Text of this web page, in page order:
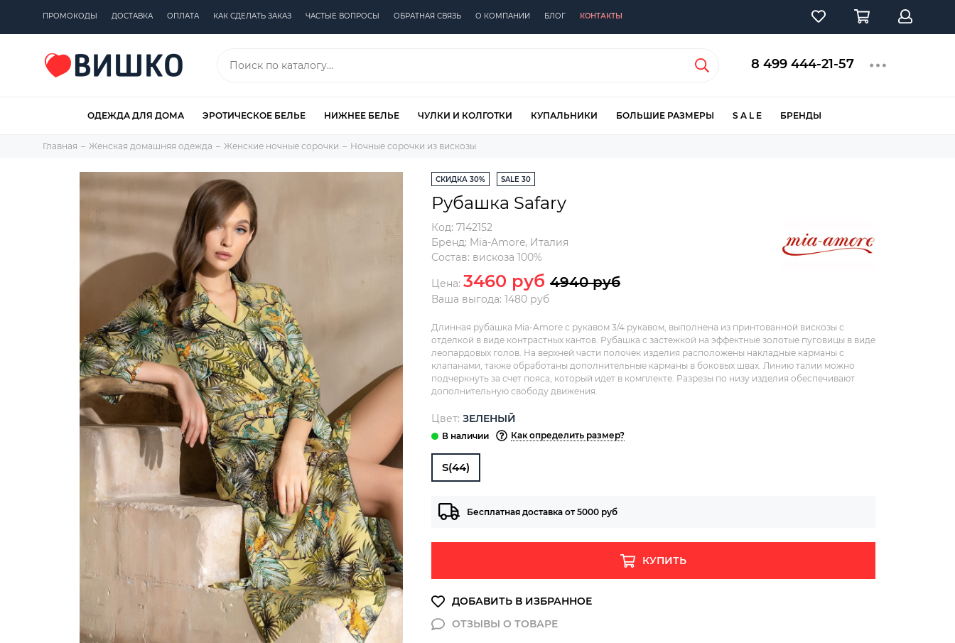
ПРОМОКОДЫ ДОСТАВКА ОПЛАТА КАК СДЕЛАТЬ ЗАКАЗ ЧАСТЫЕ ВОПРОСЫ ОБРАТНАЯ СВЯЗЬ О КОМПАНИИ БЛОГ КОНТАКТЫ
8 499 444-21-57
ОДЕЖДА ДЛЯ ДОМА ЭРОТИЧЕСКОЕ БЕЛЬЕ НИЖНЕЕ БЕЛЬЕ ЧУЛКИ И КОЛГОТКИ КУПАЛЬНИКИ БОЛЬШИЕ РАЗМЕРЫ S A L E БРЕНДЫ
Главная Женская домашняя одежда Женские ночные сорочки Ночные сорочки из вискозы
СКИДКА 30% SALE 30
Рубашка Safary
Код: 7142152
Бренд: Mia-Amore, Италия
Состав: вискоза 100%
Цена: 3460 руб 4940 руб
Ваша выгода: 1480 руб
Длинная рубашка Mia-Amore с рукавом 3/4 рукавом, выполнена из принтованной вискозы с
отделкой в виде контрастных кантов. Рубашка с застежкой на эффектные золотые пуговицы в виде
леопардовых голов. На верхней части полочек изделия расположены накладные карманы с
клапанами, также обработаны дополнительные карманы в боковых швах. Линию талии можно
подчеркнуть за счет пояса, который идет в комплекте. Разрезы по низу изделия обеспечивают
дополнительную свободу движения.
Цвет: ЗЕЛЕНЫЙ
Как определить размер?
S(44)
Бесплатная доставка от 5000 руб
КУПИТЬ